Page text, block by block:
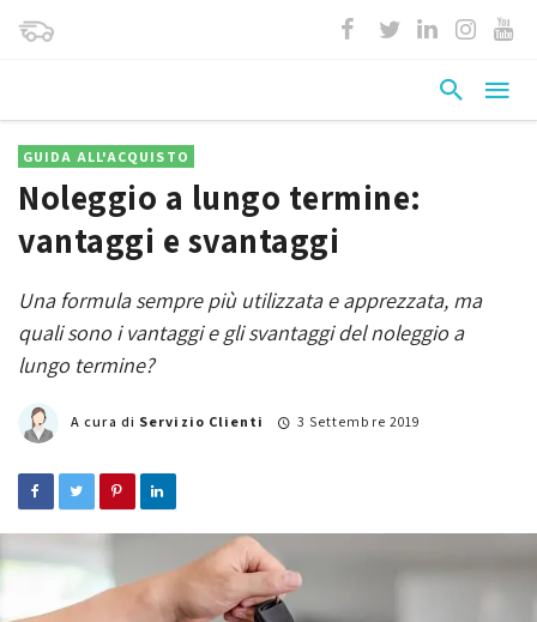
GUIDA ALL'ACQUISTO
Noleggio a lungo termine:
vantaggi e svantaggi
Una formula sempre più utilizzata e apprezzata, ma
quali sono i vantaggi e gli svantaggi del noleggio a
lungo termine?
A cura di Servizio Clienti 3 Settembre 2019